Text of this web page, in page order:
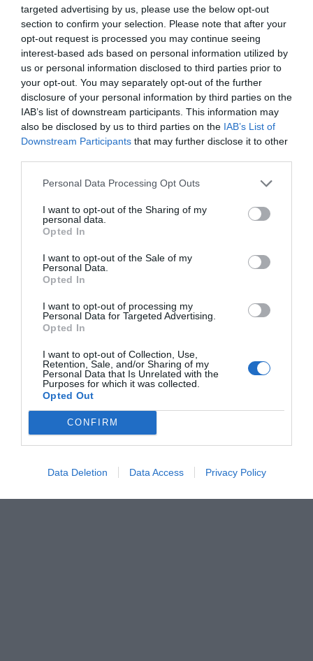
targeted advertising by us, please use the below opt-out
section to confirm your selection. Please note that after your
opt-out request is processed you may continue seeing
interest-based ads based on personal information utilized by
us or personal information disclosed to third parties prior to
your opt-out. You may separately opt-out of the further
disclosure of your personal information by third parties on the
IAB’s list of downstream participants. This information may
also be disclosed by us to third parties on the IAB’s List of
Downstream Participants that may further disclose it to other
Personal Data Processing Opt Outs
I want to opt-out of the Sharing of my
personal data.
Opted In
I want to opt-out of the Sale of my
Personal Data.
Opted In
I want to opt-out of processing my
Personal Data for Targeted Advertising.
Opted In
I want to opt-out of Collection, Use,
Retention, Sale, and/or Sharing of my
Personal Data that Is Unrelated with the
Purposes for which it was collected.
Opted Out
CONFIRM
Data Deletion Data Access Privacy Policy
Uno de los dirigentes que acompañó a Morant fue el
secretario de Organización del PSPV-PSOE y número
dos de la Ejecutiva valenciana,
Vicent Mascarell
quien defendió la candidatura de la líder socialista
como una respuesta a las políticas del actual
valenciano.
Federal que su decisión de optar a la Presidencia de la
Generalitat responde a la voluntad de "
las personas que más están sufriendo las políticas del
Gobierno de Mazón y de la extrema derecha".